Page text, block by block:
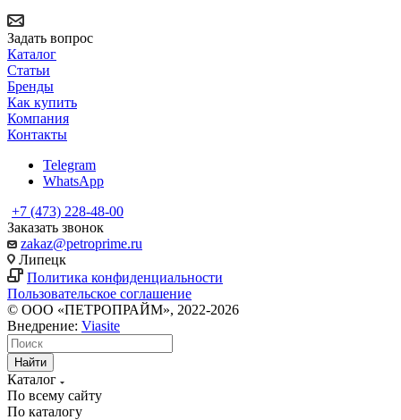
Задать вопрос
Каталог
Статьи
Бренды
Как купить
Компания
Контакты
Telegram
WhatsApp
+7 (473) 228-48-00
Заказать звонок
zakaz@petroprime.ru
Липецк
Политика конфиденциальности
Пользовательское соглашение
© ООО «ПЕТРОПРАЙМ», 2022-2026
Внедрение: Viasite
Найти
Каталог
По всему сайту
По каталогу